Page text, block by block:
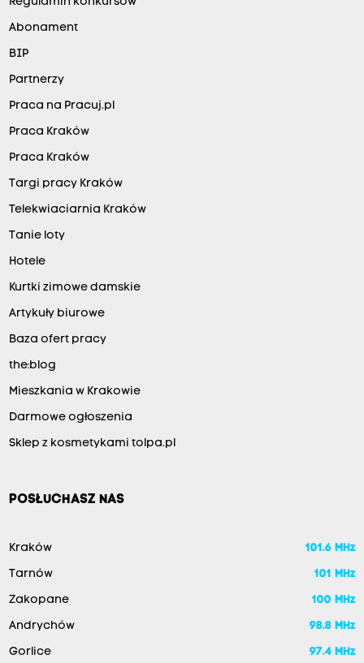
Abonament
BIP
Partnerzy
Praca na Pracuj.pl
Praca Kraków
Praca Kraków
Targi pracy Kraków
Telekwiaciarnia Kraków
Tanie loty
Hotele
Kurtki zimowe damskie
Artykuły biurowe
Baza ofert pracy
the:blog
Mieszkania w Krakowie
Darmowe ogłoszenia
Sklep z kosmetykami tolpa.pl
POSŁUCHASZ NAS
Kraków 101.6 MHz
Tarnów 101 MHz
Zakopane 100 MHz
Andrychów 98.8 MHz
Gorlice 97.4 MHz